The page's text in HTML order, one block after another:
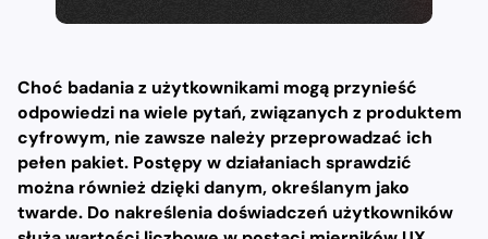
Choć badania z użytkownikami mogą przynieść
odpowiedzi na wiele pytań, związanych z produktem
cyfrowym, nie zawsze należy przeprowadzać ich
pełen pakiet. Postępy w działaniach sprawdzić
można również dzięki danym, określanym jako
twarde. Do nakreślenia doświadczeń użytkowników